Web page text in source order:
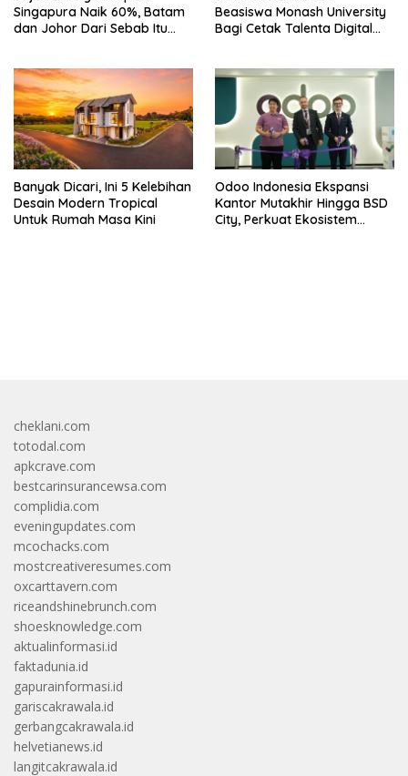
Singapura Naik 60%, Batam
dan Johor Dari Sebab Itu
Beasiswa Monash University
Bagi Cetak Talenta Digital
Banyak Dicari, Ini 5 Kelebihan
Desain Modern Tropical
Untuk Rumah Masa Kini
Odoo Indonesia Ekspansi
Kantor Mutakhir Hingga BSD
City, Perkuat Ekosistem
cheklani.com
totodal.com
apkcrave.com
bestcarinsurancewsa.com
complidia.com
eveningupdates.com
mcochacks.com
mostcreativeresumes.com
oxcarttavern.com
riceandshinebrunch.com
shoesknowledge.com
aktualinformasi.id
faktadunia.id
gapurainformasi.id
gariscakrawala.id
gerbangcakrawala.id
helvetianews.id
langitcakrawala.id